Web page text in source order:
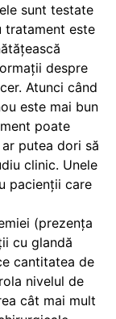
sunt testate
tratament este
despre
Atunci când
este mai bun
poate
putea dori să
clinic. Unele
pacienții care
(prezența
cu glandă
cantitatea de
nivelul de
cât mai mult